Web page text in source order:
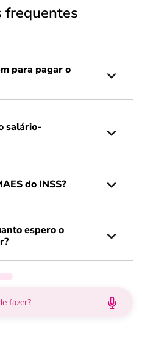
frequentes
para pagar o
salário-
do INSS?
espero o